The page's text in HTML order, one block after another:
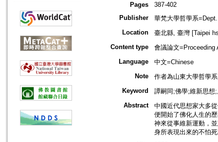
Pages
387-402
Publisher
華梵大學哲學系
Location
臺北縣, 臺灣 [Taipei
Content type
會議論文=Proceeding
Language
中文=Chinese
Note
作者為山東大學哲學
Keyword
譚嗣同;佛學;維新思想
Abstract
中國近代思想家大多
便開始了佛化人生的
神來從事維新運動，
身所表現出來的不怕